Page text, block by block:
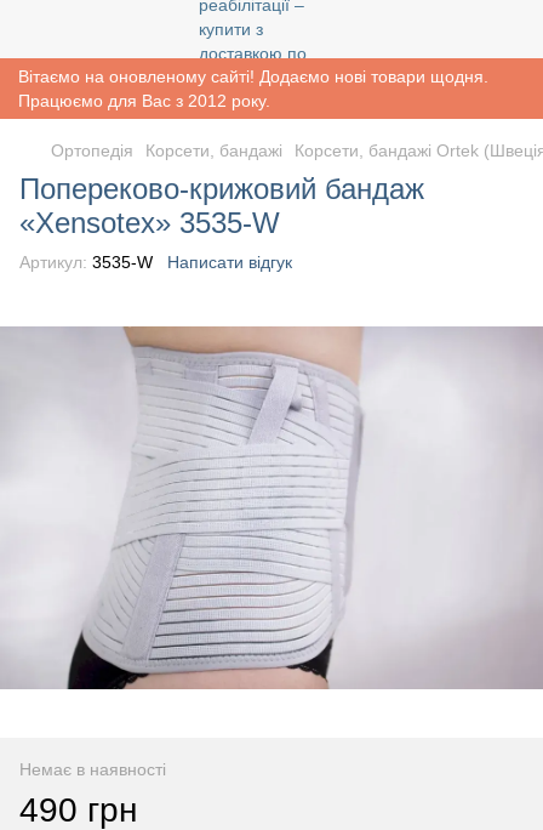
Вітаємо на оновленому сайті! Додаємо нові товари щодня.
Працюємо для Вас з 2012 року.
Ортопедія Корсети, бандажі Корсети, бандажі Ortek
Попереково-крижовий бандаж
«Xensotex» 3535-W
Артикул: 3535-W Написати відгук
Немає в наявності
490 грн